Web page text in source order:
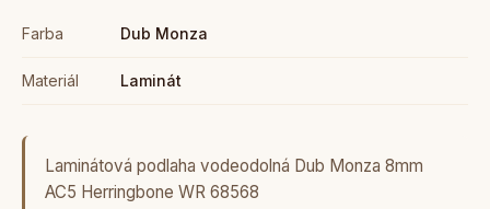
Farba Dub Monza
Materiál Laminát
Laminátová podlaha vodeodolná Dub Monza 8mm
AC5 Herringbone WR 68568